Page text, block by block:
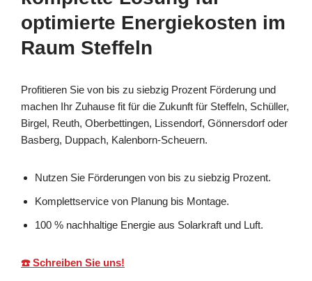
optimierte Energiekosten im
Raum Steffeln
Profitieren Sie von bis zu siebzig Prozent Förderung und
machen Ihr Zuhause fit für die Zukunft für Steffeln, Schüller,
Birgel, Reuth, Oberbettingen, Lissendorf, Gönnersdorf oder
Basberg, Duppach, Kalenborn-Scheuern.
Nutzen Sie Förderungen von bis zu siebzig Prozent.
Komplettservice von Planung bis Montage.
100 % nachhaltige Energie aus Solarkraft und Luft.
☎️ Schreiben Sie uns!